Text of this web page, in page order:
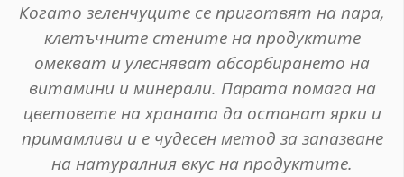
Когато зеленчуците се приготвят на пара,
клетъчните стените на продуктите
омекват и улесняват абсорбирането на
витамини и минерали. Парата помага на
цветовете на храната да останат ярки и
примамливи и е чудесен метод за запазване
на натуралния вкус на продуктите.